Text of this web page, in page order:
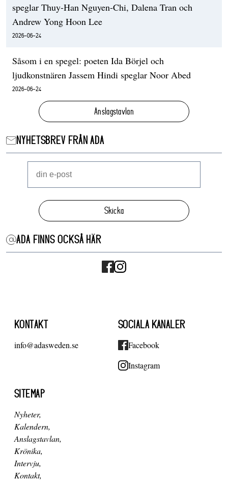
speglar Thuy-Han Nguyen-Chi, Dalena Tran och
Andrew Yong Hoon Lee
2026-06-24
Såsom i en spegel: poeten Ida Börjel och
ljudkonstnären Jassem Hindi speglar Noor Abed
2026-06-24
Anslagstavlan
NYHETSBREV FRÅN ADA
Skicka
ADA FINNS OCKSÅ HÄR
KONTAKT
info@adasweden.se
SOCIALA KANALER
Facebook
Instagram
SITEMAP
Nyheter
Kalendern
Anslagstavlan
Krönika
Intervju
Kontakt